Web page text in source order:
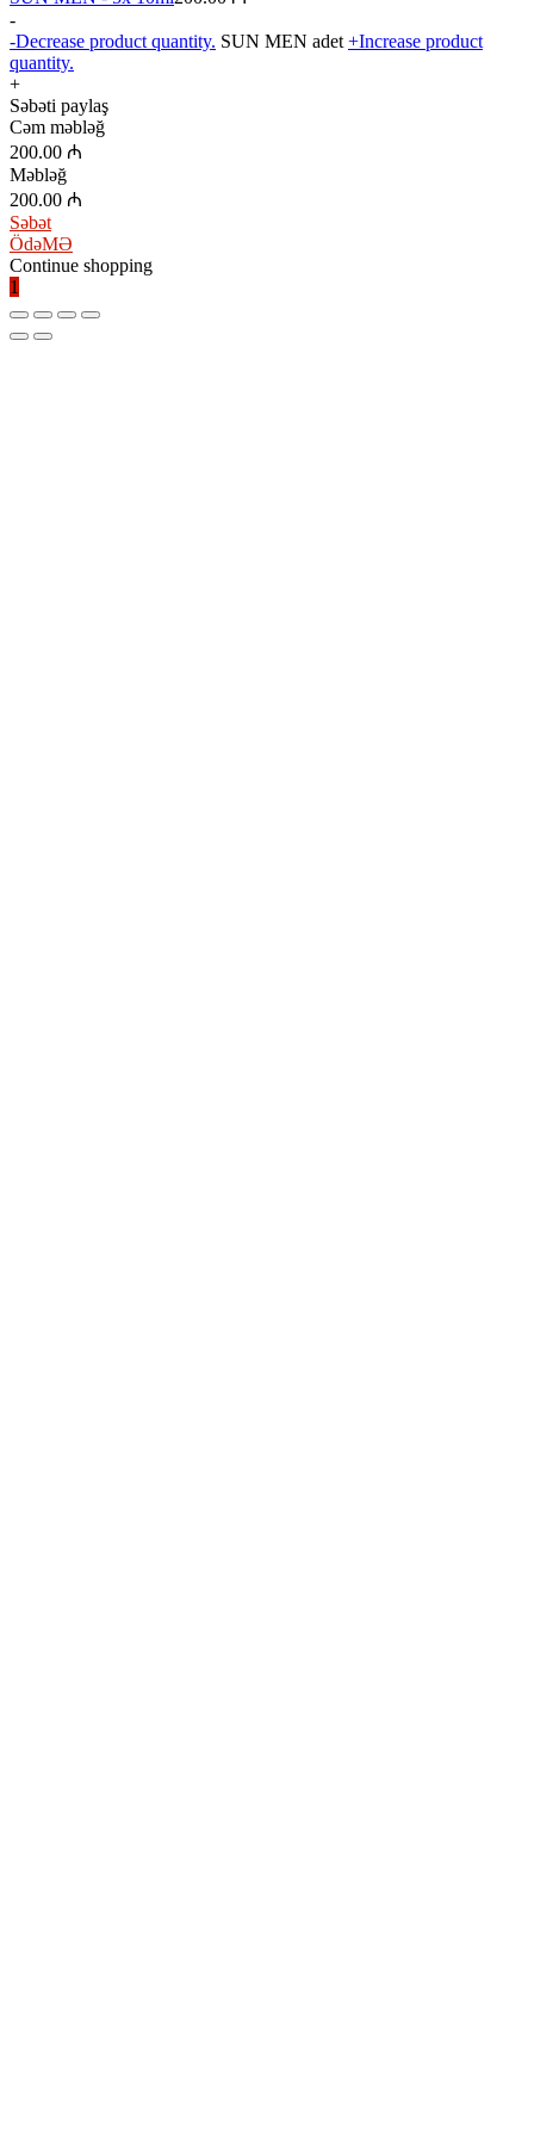
-
-Decrease product quantity. SUN MEN adet +Increase product
quantity.
+
Səbəti paylaş
Cəm məbləğ
200.00 ₼
Məbləğ
200.00 ₼
Səbət
ÖdəMƏ
Continue shopping
1